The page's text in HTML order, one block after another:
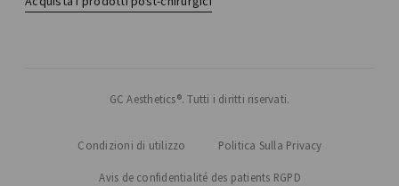
GC Aesthetics®. Tutti i diritti riservati.
Condizioni di utilizzo Politica Sulla Privacy
Avis de confidentialité des patients RGPD